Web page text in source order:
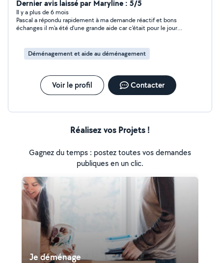
Dernier avis laissé par Maryline : 5/5
Il y a plus de 6 mois
Pascal a répondu rapidement à ma demande réactif et bons
échanges il m'a été d'une grande aide car c'était pour le jour
Déménagement et aide au déménagement
Voir le profil Contacter
Réalisez vos Projets !
Gagnez du temps : postez toutes vos demandes
publiques en un clic.
Je déménage